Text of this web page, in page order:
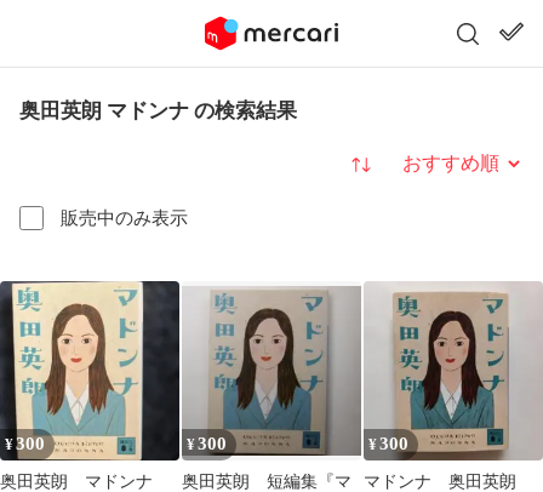
奥田英朗 マドンナ の検索結果
販売中のみ表示
並び替え
¥300
奥田英朗 マドンナ
¥300
奥田英朗 短編集『マ
¥300
マドンナ 奥田英朗